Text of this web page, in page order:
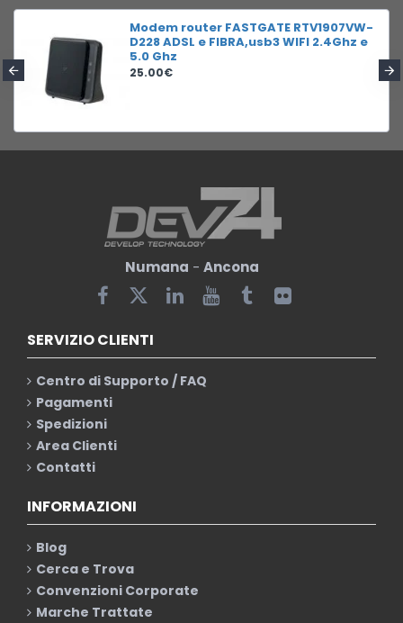
Modem router FASTGATE RTV1907VW-
D228 ADSL e FIBRA,usb3 WIFI 2.4Ghz e
5.0 Ghz
25.00€
Numana - Ancona
SERVIZIO CLIENTI
Centro di Supporto / FAQ
Pagamenti
Spedizioni
Area Clienti
Contatti
INFORMAZIONI
Blog
Cerca e Trova
Convenzioni Corporate
Marche Trattate